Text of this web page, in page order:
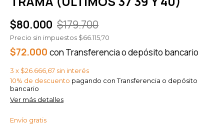
$80.000 $179.700
Precio sin impuestos $66.115,70
$72.000 con Transferencia o depósito bancario
3 x $26.666,67 sin interés
10% de descuento pagando con Transferencia o depósito
bancario
Ver más detalles
Envío gratis